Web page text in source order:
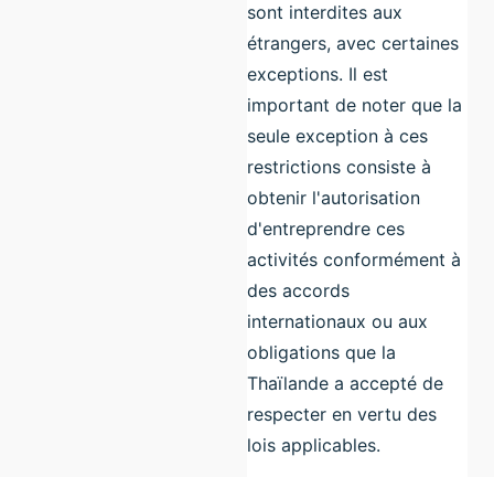
sont interdites aux
étrangers, avec certaines
exceptions. Il est
important de noter que la
seule exception à ces
restrictions consiste à
obtenir l'autorisation
d'entreprendre ces
activités conformément à
des accords
internationaux ou aux
obligations que la
Thaïlande a accepté de
respecter en vertu des
lois applicables.